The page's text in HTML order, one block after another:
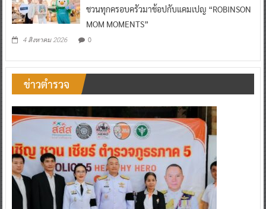
ชวนทุกครอบครัวมาช้อปกับแคมเปญ “ROBINSON
MOM MOMENTS”
4 สิงหาคม 2026 0
ข่าวตำรวจ